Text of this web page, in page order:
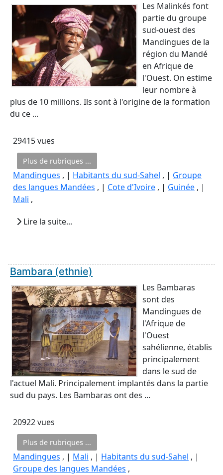
Les Malinkés font
partie du groupe
sud-ouest des
Mandingues de la
région du Mandé
en Afrique de
l'Ouest. On estime
leur nombre à
plus de 10 millions. Ils sont à l'origine de la formation
du ce ...
29415 vues
Plus de rubriques ...
Mandingues , | Habitants du sud-Sahel , | Groupe
des langues Mandées , | Cote d'Ivoire , | Guinée , |
Mali ,
Lire la suite...
Bambara (ethnie)
Les Bambaras
sont des
Mandingues de
l'Afrique de
l'Ouest
sahélienne, établis
principalement
dans le sud de
l'actuel Mali. Principalement implantés dans la partie
sud du pays. Les Bambaras ont des ...
20922 vues
Plus de rubriques ...
Mandingues , | Mali , | Habitants du sud-Sahel , |
Groupe des langues Mandées ,